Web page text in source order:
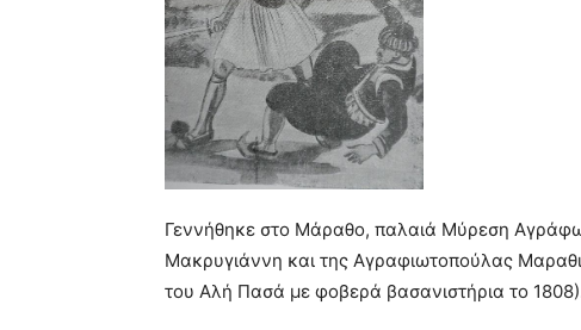
Γεννήθηκε στο Μάραθο, παλαιά Μύρεση
Μακρυγιάννη και της Αγραφιωτοπούλας
του Αλή Πασά με φοβερά βασανιστήρια το